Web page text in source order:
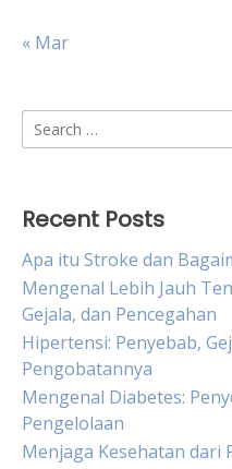
« Mar
Search
for:
Recent Posts
Apa itu Stroke dan
Mengenal Lebih Jauh
Gejala, dan Pencegahan
Hipertensi: Penyebab,
Pengobatannya
Mengenal Diabetes:
Pengelolaan
Menjaga Kesehatan dari